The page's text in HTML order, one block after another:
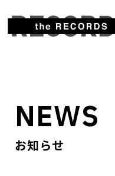
NEWS
お知らせ